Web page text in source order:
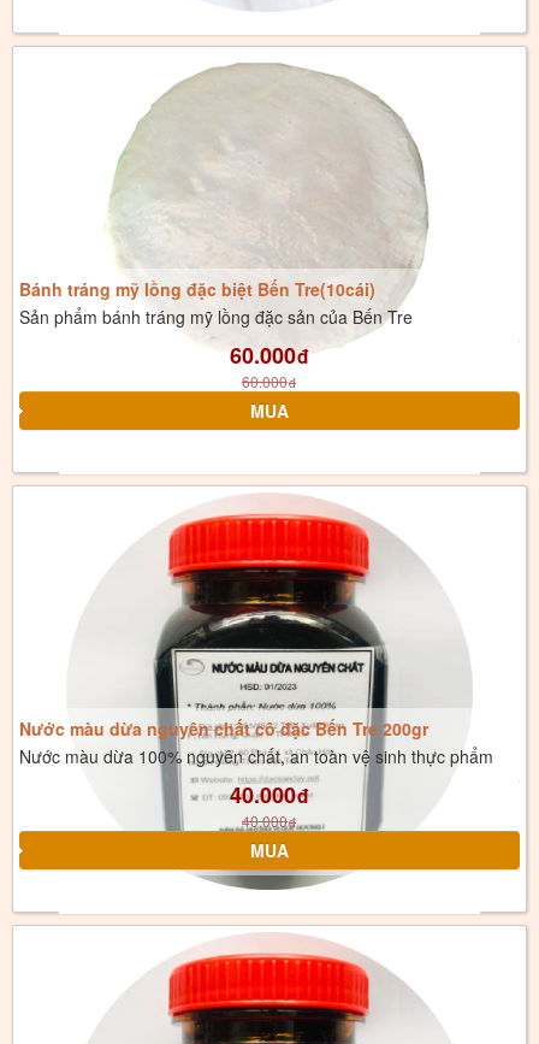
Bánh tráng mỹ lồng đặc biệt Bến Tre(10cái)
Sản phẩm bánh tráng mỹ lồng đặc sản của Bến Tre
60.000đ
60.000đ
Nước màu dừa nguyên chất cô đặc Bến Tre 200gr
Nước màu dừa 100% nguyên chất, an toàn vệ sinh thực phẩm
40.000đ
40.000đ